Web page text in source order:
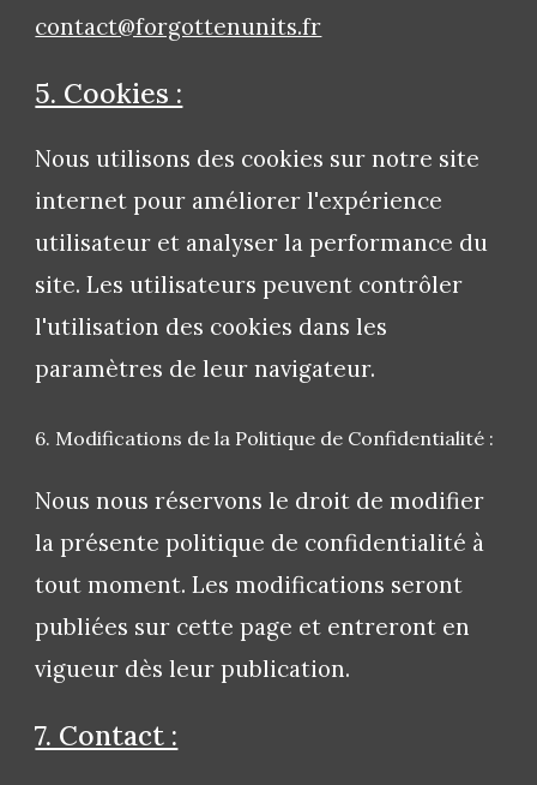
contact@forgottenunits.fr
5. Cookies :
Nous utilisons des cookies sur notre site
internet pour améliorer l'expérience
utilisateur et analyser la performance du
site. Les utilisateurs peuvent contrôler
l'utilisation des cookies dans les
paramètres de leur navigateur.
6. Modifications de la Politique de Confidentialité :
Nous nous réservons le droit de modifier
la présente politique de confidentialité à
tout moment. Les modifications seront
publiées sur cette page et entreront en
vigueur dès leur publication.
7. Contact :